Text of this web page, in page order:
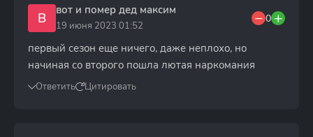
В вот и помер дед максим
19 июня 2023 01:52
0
первый сезон еще ничего, даже неплохо, но
начиная со второго пошла лютая наркомания
Ответить Цитировать